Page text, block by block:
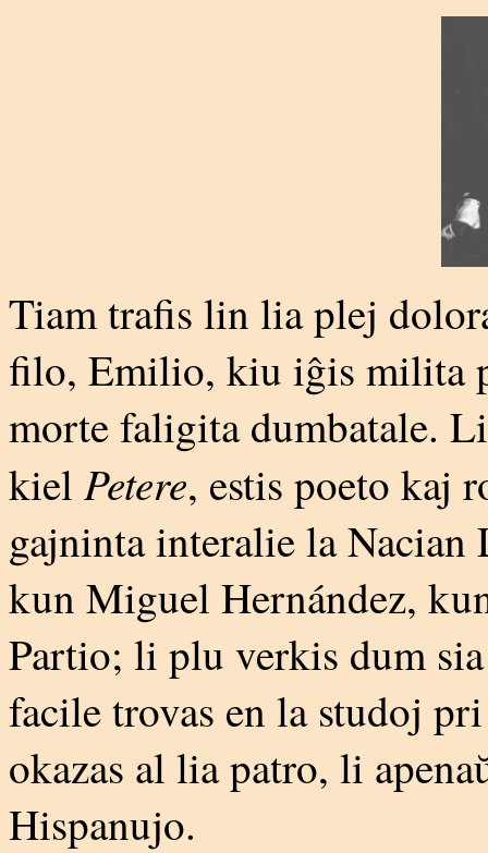
Tiam trafis lin lia plej
filo, Emilio, kiu iĝis milita
morte faligita dumbatale.
kiel Petere, estis poeto kaj
gajninta interalie la
kun Miguel Hernández,
Partio; li plu verkis dum
facile trovas en la studoj
okazas al lia patro, li
Hispanujo.